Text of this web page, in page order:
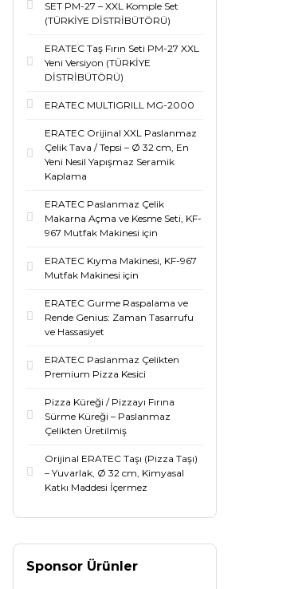
SET PM-27 – XXL Komple Set
(TÜRKİYE DİSTRİBÜTÖRÜ)
ERATEC Taş Fırın Seti PM-27 XXL
Yeni Versiyon (TÜRKİYE
DİSTRİBÜTÖRÜ)
ERATEC MULTIGRILL MG-2000
ERATEC Orijinal XXL Paslanmaz
Çelik Tava / Tepsi – Ø 32 cm, En
Yeni Nesil Yapışmaz Seramik
Kaplama
ERATEC Paslanmaz Çelik
Makarna Açma ve Kesme Seti, KF-
967 Mutfak Makinesi için
ERATEC Kıyma Makinesi, KF-967
Mutfak Makinesi için
ERATEC Gurme Raspalama ve
Rende Genius: Zaman Tasarrufu
ve Hassasiyet
ERATEC Paslanmaz Çelikten
Premium Pizza Kesici
Pizza Küreği / Pizzayı Fırına
Sürme Küreği – Paslanmaz
Çelikten Üretilmiş
Orijinal ERATEC Taşı (Pizza Taşı)
– Yuvarlak, Ø 32 cm, Kimyasal
Katkı Maddesi İçermez
Sponsor Ürünler